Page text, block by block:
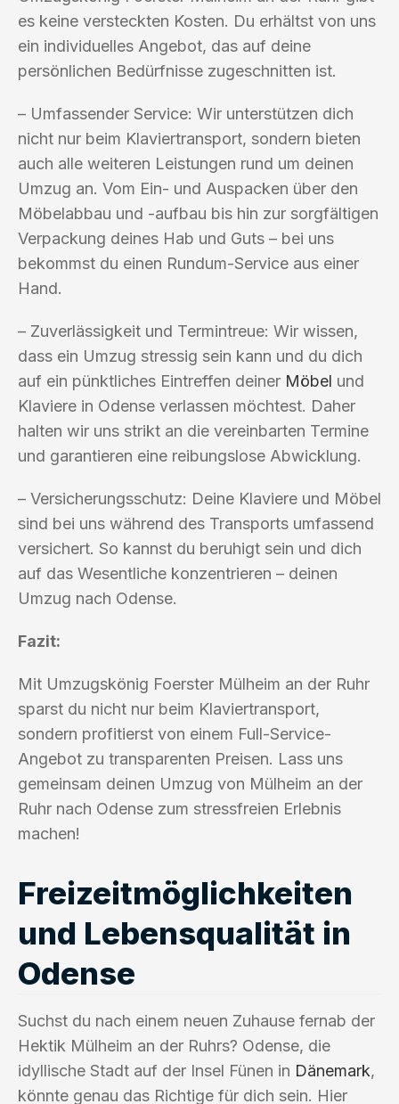
es keine versteckten Kosten. Du erhältst von uns
ein individuelles Angebot, das auf deine
persönlichen Bedürfnisse zugeschnitten ist.
– Umfassender Service: Wir unterstützen dich
nicht nur beim Klaviertransport, sondern bieten
auch alle weiteren Leistungen rund um deinen
Umzug an. Vom Ein- und Auspacken über den
Möbelabbau und -aufbau bis hin zur sorgfältigen
Verpackung deines Hab und Guts – bei uns
bekommst du einen Rundum-Service aus einer
Hand.
– Zuverlässigkeit und Termintreue: Wir wissen,
dass ein Umzug stressig sein kann und du dich
auf ein pünktliches Eintreffen deiner Möbel und
Klaviere in Odense verlassen möchtest. Daher
halten wir uns strikt an die vereinbarten Termine
und garantieren eine reibungslose Abwicklung.
– Versicherungsschutz: Deine Klaviere und Möbel
sind bei uns während des Transports umfassend
versichert. So kannst du beruhigt sein und dich
auf das Wesentliche konzentrieren – deinen
Umzug nach Odense.
Fazit:
Mit Umzugskönig Foerster Mülheim an der Ruhr
sparst du nicht nur beim Klaviertransport,
sondern profitierst von einem Full-Service-
Angebot zu transparenten Preisen. Lass uns
gemeinsam deinen Umzug von Mülheim an der
Ruhr nach Odense zum stressfreien Erlebnis
machen!
Freizeitmöglichkeiten
und Lebensqualität in
Odense
Suchst du nach einem neuen Zuhause fernab der
Hektik Mülheim an der Ruhrs? Odense, die
idyllische Stadt auf der Insel Fünen in Dänemark,
könnte genau das Richtige für dich sein. Hier